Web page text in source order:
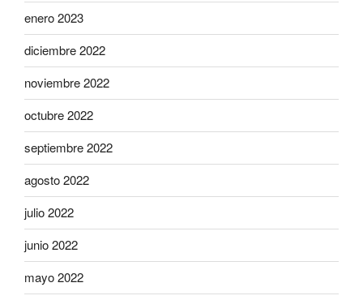
enero 2023
diciembre 2022
noviembre 2022
octubre 2022
septiembre 2022
agosto 2022
julio 2022
junio 2022
mayo 2022